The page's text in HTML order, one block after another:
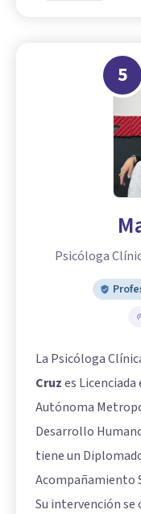
5
Psicóloga
La Psicóloga
Cruzes
Autónoma
Desarrollo
tiene un
Acompañamiento
Su intervención